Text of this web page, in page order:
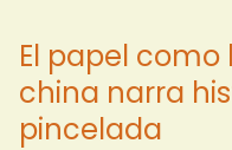
El papel
china narra
pincelada